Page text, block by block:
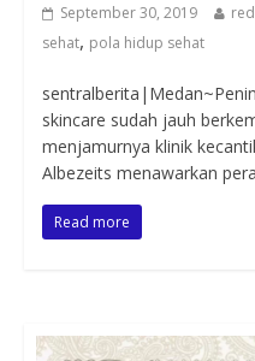
September 30, 2019
sehat, pola hidup sehat
skincare sudah jauh
menjamurnya klinik
Albezeits menawarkan
Read more